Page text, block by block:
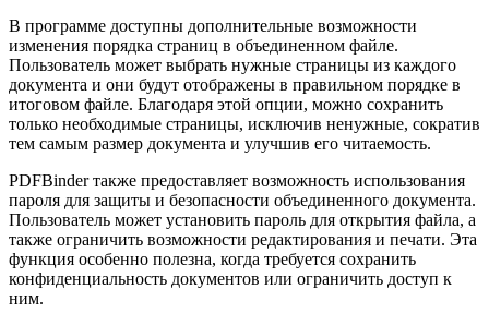
В программе доступны дополнительные возможности
изменения порядка страниц в объединенном файле.
Пользователь может выбрать нужные страницы из каждого
документа и они будут отображены в правильном порядке в
итоговом файле. Благодаря этой опции, можно сохранить
только необходимые страницы, исключив ненужные, сократив
тем самым размер документа и улучшив его читаемость.
PDFBinder также предоставляет возможность использования
пароля для защиты и безопасности объединенного документа.
Пользователь может установить пароль для открытия файла, а
также ограничить возможности редактирования и печати. Эта
функция особенно полезна, когда требуется сохранить
конфиденциальность документов или ограничить доступ к
ним.